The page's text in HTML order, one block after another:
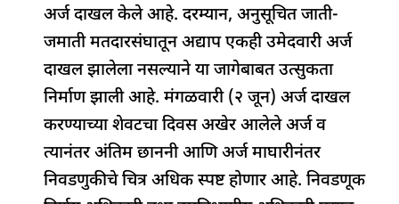
अर्ज दाखल केले आहे. दरम्यान, अनुसूचित जाती-
जमाती मतदारसंघातून अद्याप एकही उमेदवारी अर्ज
दाखल झालेला नसल्याने या जागेबाबत उत्सुकता
निर्माण झाली आहे. मंगळवारी (२ जून) अर्ज दाखल
करण्याच्या शेवटचा दिवस अखेर आलेले अर्ज व
त्यानंतर अंतिम छाननी आणि अर्ज माघारीनंतर
निवडणुकीचे चित्र अधिक स्पष्ट होणार आहे. निवडणूक